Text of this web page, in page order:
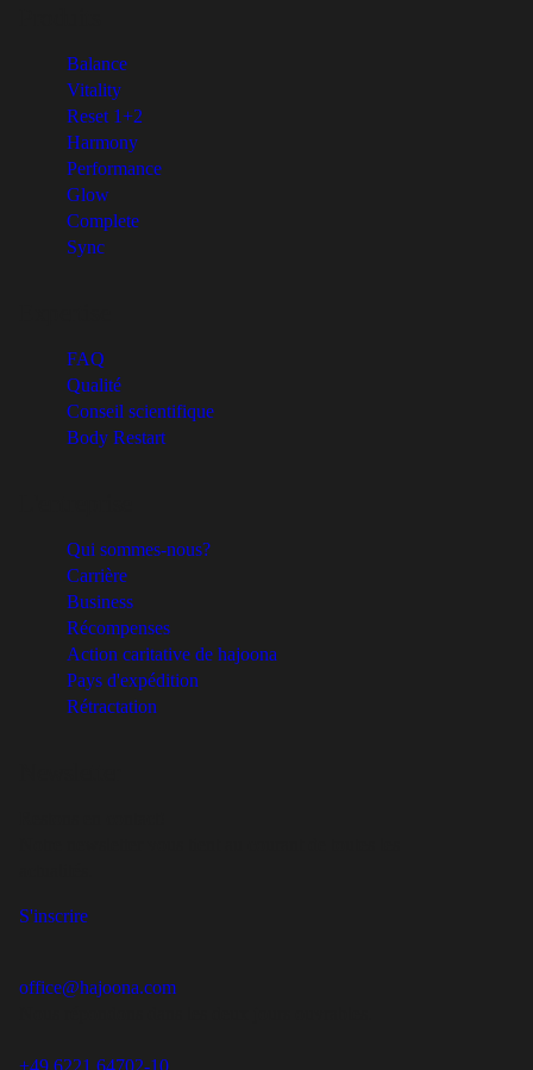
Balance
Vitality
Reset 1+2
Harmony
Performance
Glow
Complete
Sync
FAQ
Qualité
Conseil scientifique
Body Restart
Qui sommes-nous?
Carrière
Business
Récompenses
Action caritative de hajoona
Pays d'expédition
Rétractation
S'inscrire
office@hajoona.com